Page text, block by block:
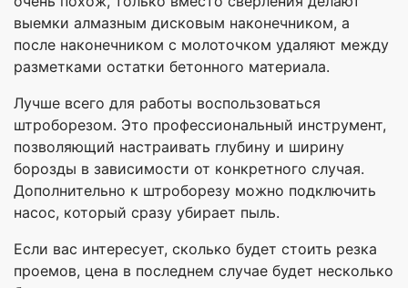
выемки алмазным дисковым наконечником, а
после наконечником с молоточком удаляют между
разметками остатки бетонного материала.
Лучше всего для работы воспользоваться
штроборезом. Это профессиональный инструмент,
позволяющий настраивать глубину и ширину
борозды в зависимости от конкретного случая.
Дополнительно к штроборезу можно подключить
насос, который сразу убирает пыль.
Если вас интересует, сколько будет стоить резка
проемов, цена в последнем случае будет несколько